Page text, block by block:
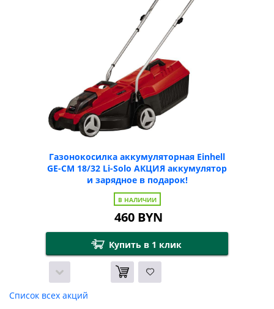
Газонокосилка аккумуляторная Einhell
GE-CM 18/32 Li-Solo АКЦИЯ аккумулятор
и зарядное в подарок!
В НАЛИЧИИ
460 BYN
Купить в 1 клик
Список всех акций